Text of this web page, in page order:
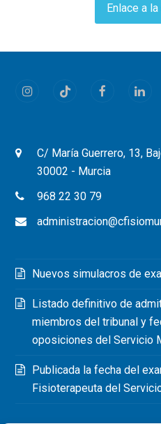
Enlace a
InstagramTiktok Facebook
C/ María Guerrero, 13,
30002 - Murcia
968 22 30 79
Nuevos simulacros de
Listado definitivo de
miembros del tribunal y
oposiciones del Servicio
Publicada la fecha del
Fisioterapeuta del